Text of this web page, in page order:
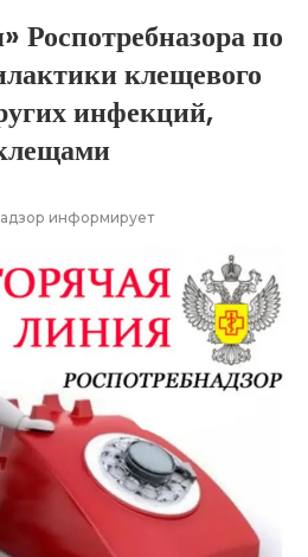
Роспотребназора по
клещевого
инфекций,
информирует